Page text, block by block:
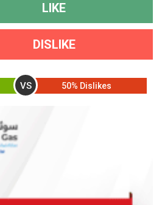
LIKE
DISLIKE
VS 50% Dislikes